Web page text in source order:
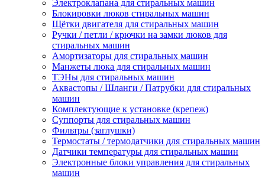
Электроклапана для стиральных машин
Блокировки люков стиральных машин
Щётки двигателя для стиральных машин
Ручки / петли / крючки на замки люков для
стиральных машин
Амортизаторы для стиральных машин
Манжеты люка для стиральных машин
ТЭНы для стиральных машин
Аквастопы / Шланги / Патрубки для стиральных
машин
Комплектующие к установке (крепеж)
Суппорты для стиральных машин
Фильтры (заглушки)
Термостаты / термодатчики для стиральных машин
Датчики температуры для стиральных машин
Электронные блоки управления для стиральных
машин